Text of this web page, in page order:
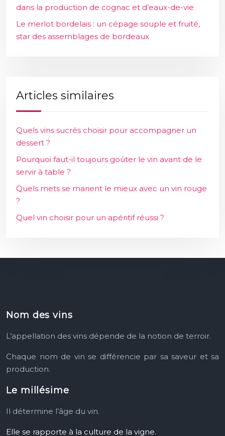
dans la production de cognac et d’eaux-de-vie
Le merlot bordelais : un cépage souple et fruité,
star des assemblages de bordeaux
Articles similaires
Quels vins sucrés choisir pour accompagner un
dessert ?
Pourquoi faut-il toujours goûter le vin avant de le
servir à table ?
Quels mets se marient le mieux avec un vin rouge
?
Quel vin choisir pour un apéritif réussi ?
Nom des vins
L’appellation des vins dépende de la notion de terroir.
Chaque nom de vin se différencie par sa saveur et sa
production.
Le millésime
Il détermine l’âge du vin.
Elle se rapporte à la culture de la vigne.